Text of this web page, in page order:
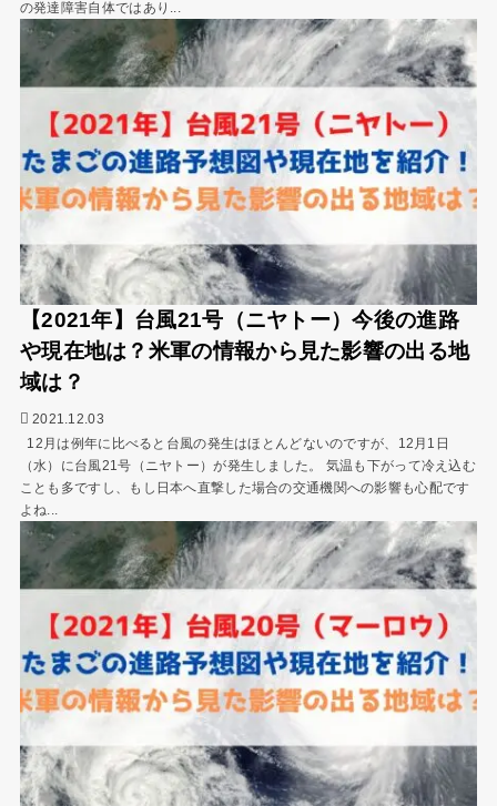
の発達障害自体ではあり...
【2021年】台風21号（ニヤトー）今後の進路
や現在地は？米軍の情報から見た影響の出る地
域は？
2021.12.03
12月は例年に比べると台風の発生はほとんどないのですが、12月1日
（水）に台風21号（ニヤトー）が発生しました。 気温も下がって冷え込む
ことも多ですし、もし日本へ直撃した場合の交通機関への影響も心配です
よね...